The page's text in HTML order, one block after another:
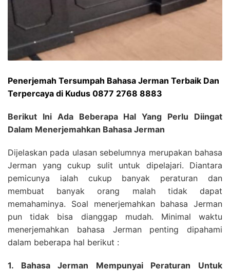
Penerjemah Tersumpah Bahasa Jerman Terbaik Dan
Terpercaya di Kudus 0877 2768 8883
Berikut Ini Ada Beberapa Hal Yang Perlu Diingat
Dalam Menerjemahkan Bahasa Jerman
Dijelaskan pada ulasan sebelumnya merupakan bahasa
Jerman yang cukup sulit untuk dipelajari. Diantara
pemicunya ialah cukup banyak peraturan dan
membuat banyak orang malah tidak dapat
memahaminya. Soal menerjemahkan bahasa Jerman
pun tidak bisa dianggap mudah. Minimal waktu
menerjemahkan bahasa Jerman penting dipahami
dalam beberapa hal berikut :
1. Bahasa Jerman Mempunyai Peraturan Untuk